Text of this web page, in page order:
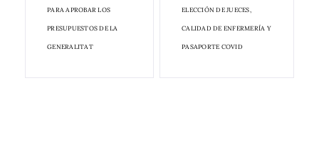
PARA APROBAR LOS
PRESUPUESTOS DE LA
GENERALITAT
ELECCIÓN DE JUECES,
CALIDAD DE ENFERMERÍA Y
PASAPORTE COVID